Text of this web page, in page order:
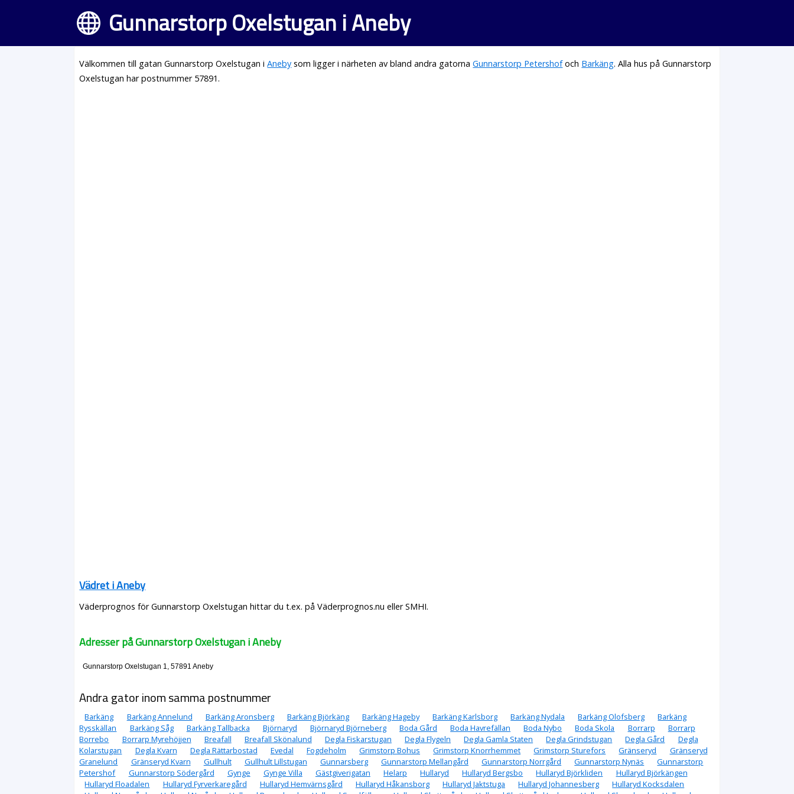
Gunnarstorp Oxelstugan i Aneby
Välkommen till gatan Gunnarstorp Oxelstugan iAneby som ligger i närheten av bland andra gatornaGunnarstorp Petershofoch Barkäng. Alla hus på Gunnarstorp
Oxelstugan har postnummer 57891.
Vädret i Aneby
Väderprognos för Gunnarstorp Oxelstugan hittar du t.ex. på Väderprognos.nu eller SMHI.
Adresser på Gunnarstorp Oxelstugan i Aneby
Gunnarstorp Oxelstugan 1, 57891 Aneby
Andra gator inom samma postnummer
Barkäng Barkäng Annelund Barkäng Aronsberg Barkäng Björkäng Barkäng Hageby Barkäng Karlsborg Barkäng Nydala Barkäng Olofsberg
Barkäng
Rysskällan
Barkäng Såg Barkäng Tallbacka Björnaryd Björnaryd Björneberg Boda Gård Boda Havrefällan Boda Nybo Boda Skola Borrarp
Borrarp
Borrebo
Borrarp Myrehöjjen Breafall Breafall Skönalund Degla Fiskarstugan Degla Flygeln Degla Gamla Staten Degla Grindstugan Degla Gård
Degla
Kolarstugan
Degla Kvarn Degla Rättarbostad Evedal Fogdeholm Grimstorp Bohus Grimstorp Knorrhemmet Grimstorp Sturefors Gränseryd
Gränseryd
Granelund
Gränseryd Kvarn Gullhult Gullhult Lillstugan Gunnarsberg Gunnarstorp Mellangård Gunnarstorp Norrgård Gunnarstorp Nynäs
Gunnarstorp
Petershof
Gunnarstorp Södergård Gynge Gynge Villa Gästgiverigatan Helarp Hullaryd Hullaryd Bergsbo Hullaryd Björkliden
Hullaryd Björkängen
Hullaryd Floadalen
Hullaryd Fyrverkaregård Hullaryd Hemvärnsgård Hullaryd Håkansborg Hullaryd Jaktstuga Hullaryd Johannesberg
Hullaryd Kocksdalen